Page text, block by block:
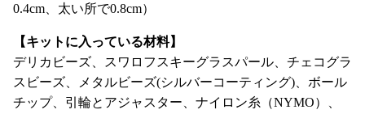
0.4cm、太い所で0.8cm）
【キットに入っている材料】
デリカビーズ、スワロフスキーグラスパール、チェコグラ
スビーズ、メタルビーズ(シルバーコーティング)、ボール
チップ、引輪とアジャスター、ナイロン糸（NYMO）、